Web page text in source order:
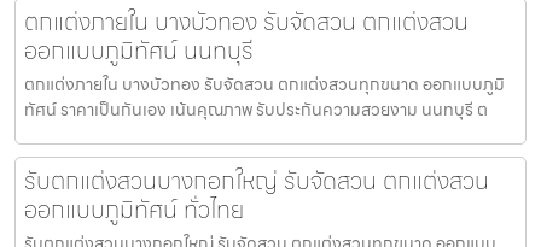
ตกแต่งภายใน บางบัวทอง รับจัดสวน ตกแต่งสวน
ออกแบบภูมิทัศน์ นนทบุรี
ตกแต่งภายใน บางบัวทอง รับจัดสวน ตกแต่งสวนทุกขนาด ออกแบบภูมิ
ทัศน์ ราคาเป็นกันเอง เน้นคุณภาพ รับประกันความสวยงาม นนทบุรี ต
รับตกแต่งสวนบางกอกใหญ่ รับจัดสวน ตกแต่งสวน
ออกแบบภูมิทัศน์ ทั่วไทย